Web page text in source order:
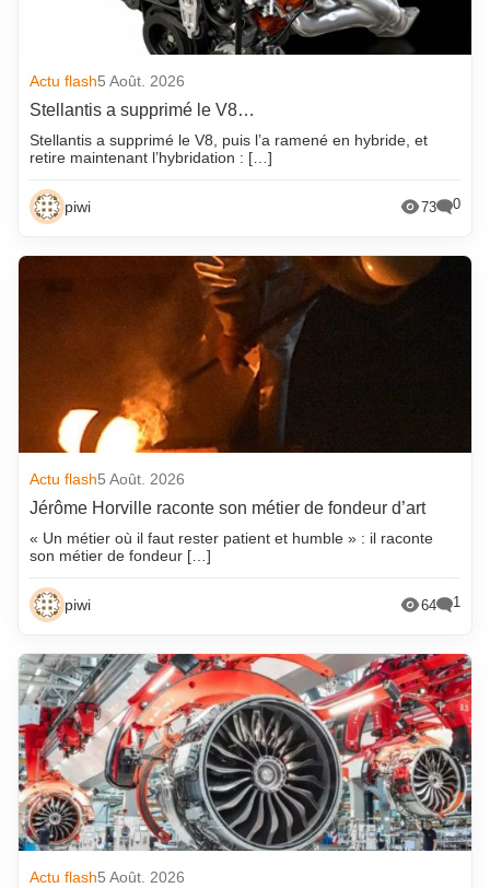
Actu flash5 Août. 2026
Stellantis a supprimé le V8…
Stellantis a supprimé le V8, puis l’a ramené en hybride, et
retire maintenant l’hybridation : […]
piwi 73 0
Actu flash5 Août. 2026
Jérôme Horville raconte son métier de fondeur d’art
« Un métier où il faut rester patient et humble » : il raconte
son métier de fondeur […]
piwi 64 1
Actu flash5 Août. 2026